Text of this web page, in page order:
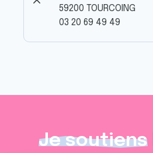
59200 TOURCOING
03 20 69 49 49
Je soutiens